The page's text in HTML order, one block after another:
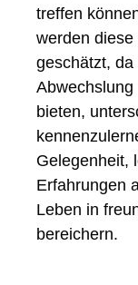
treffen
werden
geschätzt,
bieten,
Gelegenheit,
Erfahrungen
Leben in
bereichern.